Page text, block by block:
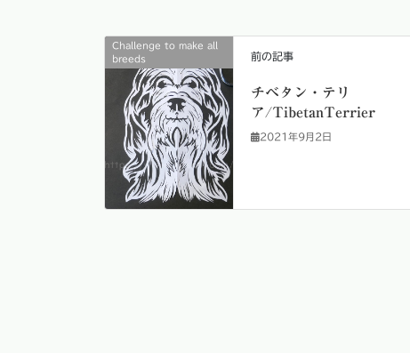
Challenge to make all
breeds
前の記事
チベタン・テリ
ア/TibetanTerrier
2021年9月2日